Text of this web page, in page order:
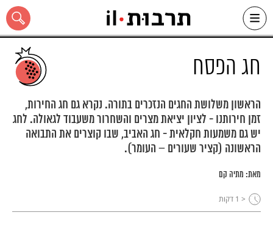
Skip
content
כל האתר
חג הפסח
הראשון משלושת החגים הנזכרים בתורה. נקרא גם חג החירות,
זמן חירותנו - לציון יציאת מצרים והשחרור משעבוד לגאולה. לחג
יש גם משמעות חקלאית - חג האביב, שבו קוצרים את התבואה
הראשונה (קציר שעורים – העומר).
מאת: מתיה קם
< 1 דקות